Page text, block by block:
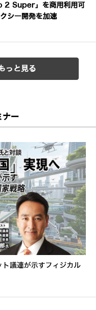
2 Super」を商用利用可
シー開発を加速
っと見る
ナー
ト議連が示すフィジカル